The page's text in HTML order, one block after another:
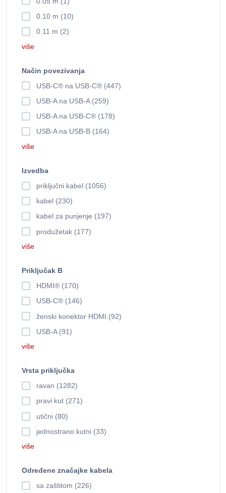
0.10 m (10)
0.11 m (2)
više
Način povezivanja
USB-C® na USB-C® (447)
USB-A na USB-A (259)
USB-A na USB-C® (178)
USB-A na USB-B (164)
više
Izvedba
priključni kabel (1056)
kabel (230)
kabel za punjenje (197)
produžetak (177)
više
Priključak B
HDMI® (170)
USB-C® (146)
ženski konektor HDMI (92)
USB-A (91)
više
Vrsta priključka
ravan (1282)
pravi kut (271)
utični (80)
jednostrano kutni (33)
više
Određene značajke kabela
sa zaštitom (226)